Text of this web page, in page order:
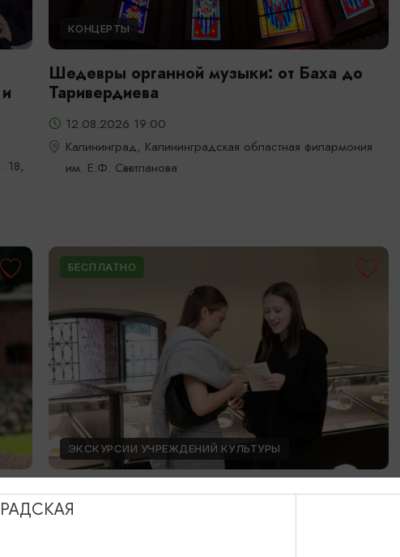
18,
КОНЦЕРТЫ
Шедевры органной музыки: от Баха до
Таривердиева
12.08.2026 19:00
Калининград, Калининградская областная филармония
им. Е.Ф. Светланова
БЕСПЛАТНО
ЭКСКУРСИИ УЧРЕЖДЕНИЙ КУЛЬТУРЫ
Международный день молодежи